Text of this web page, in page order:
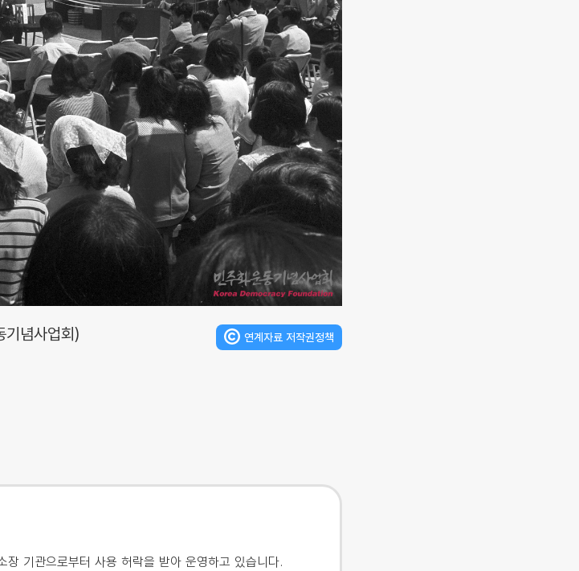
기념사업회) 연계자료 저작권정책
기관으로부터 사용 허락을 받아 운영하고 있습니다.